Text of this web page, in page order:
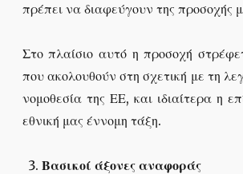
πρέπει να διαφεύγουν της προσοχής
Στο πλαίσιο αυτό η προσοχή
που ακολουθούν στη σχετική με τη
νομοθεσία της ΕΕ, και ιδιαίτερα η
εθνική μας έννομη τάξη.
Βασικοί άξονες αναφοράς